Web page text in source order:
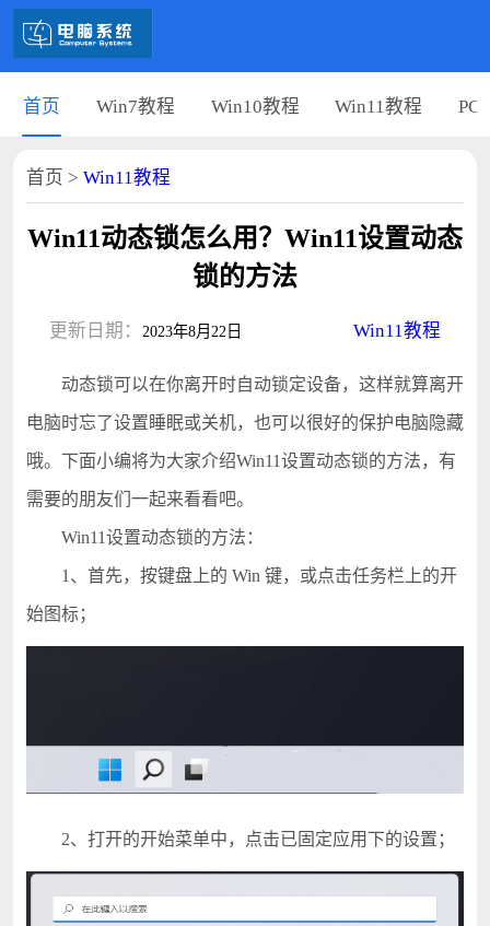
首页 Win7教程 Win10教程 Win11教程 PC
首页 > Win11教程
Win11动态锁怎么用？Win11设置动态
锁的方法
更新日期： 2023年8月22日 Win11教程
动态锁可以在你离开时自动锁定设备，这样就算离开
电脑时忘了设置睡眠或关机，也可以很好的保护电脑隐藏
哦。下面小编将为大家介绍Win11设置动态锁的方法，有
需要的朋友们一起来看看吧。
Win11设置动态锁的方法：
1、首先，按键盘上的 Win 键，或点击任务栏上的开
始图标；
2、打开的开始菜单中，点击已固定应用下的设置；